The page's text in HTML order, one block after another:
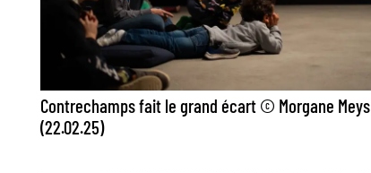
Contrechamps fait le grand écart © Morgane Meys
(22.02.25)